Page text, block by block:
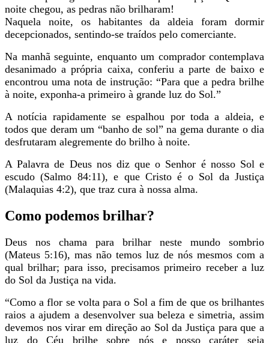
noite chegou, as pedras não brilharam!
Naquela noite, os habitantes da aldeia foram dormir
decepcionados, sentindo-se traídos pelo comerciante.
Na manhã seguinte, enquanto um comprador contemplava
desanimado a própria caixa, conferiu a parte de baixo e
encontrou uma nota de instrução: “Para que a pedra brilhe
à noite, exponha-a primeiro à grande luz do Sol.”
A notícia rapidamente se espalhou por toda a aldeia, e
todos que deram um “banho de sol” na gema durante o dia
desfrutaram alegremente do brilho à noite.
A Palavra de Deus nos diz que o Senhor é nosso Sol e
escudo (Salmo 84:11), e que Cristo é o Sol da Justiça
(Malaquias 4:2), que traz cura à nossa alma.
Como podemos brilhar?
Deus nos chama para brilhar neste mundo sombrio
(Mateus 5:16), mas não temos luz de nós mesmos com a
qual brilhar; para isso, precisamos primeiro receber a luz
do Sol da Justiça na vida.
“Como a flor se volta para o Sol a fim de que os brilhantes
raios a ajudem a desenvolver sua beleza e simetria, assim
devemos nos virar em direção ao Sol da Justiça para que a
luz do Céu brilhe sobre nós e nosso caráter seja